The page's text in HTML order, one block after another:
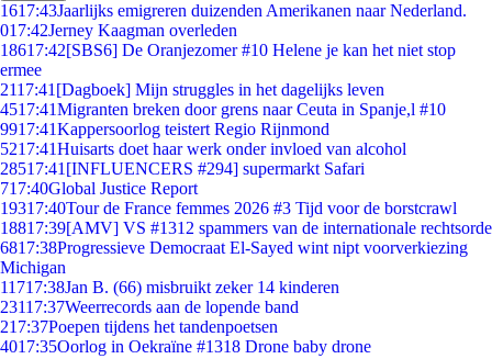
1617:43Jaarlijks emigreren duizenden Amerikanen naar Nederland.
017:42Jerney Kaagman overleden
18617:42[SBS6] De Oranjezomer #10 Helene je kan het niet stop
ermee
2117:41 [Dagboek] Mijn struggles in het dagelijks leven
4517:41Migranten breken door grens naar Ceuta in Spanje,l #10
9917:41Kappersoorlog teistert Regio Rijnmond
5217:41Huisarts doet haar werk onder invloed van alcohol
28517:41 [INFLUENCERS #294] supermarkt Safari
717:40Global Justice Report
19317:40Tour de France femmes 2026 #3 Tijd voor de borstcrawl
18817:39[AMV] VS #1312 spammers van de internationale rechtsorde
6817:38Progressieve Democraat El-Sayed wint nipt voorverkiezing
Michigan
11717:38Jan B. (66) misbruikt zeker 14 kinderen
23117:37Weerrecords aan de lopende band
217:37Poepen tijdens het tandenpoetsen
4017:35Oorlog in Oekraïne #1318 Drone baby drone